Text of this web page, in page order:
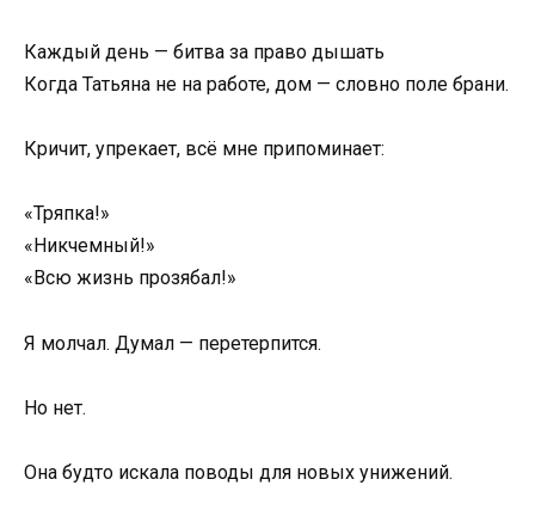
Каждый день — битва за право дышать
Когда Татьяна не на работе, дом — словно поле брани.
Кричит, упрекает, всё мне припоминает:
«Тряпка!»
«Никчемный!»
«Всю жизнь прозябал!»
Я молчал. Думал — перетерпится.
Но нет.
Она будто искала поводы для новых унижений.